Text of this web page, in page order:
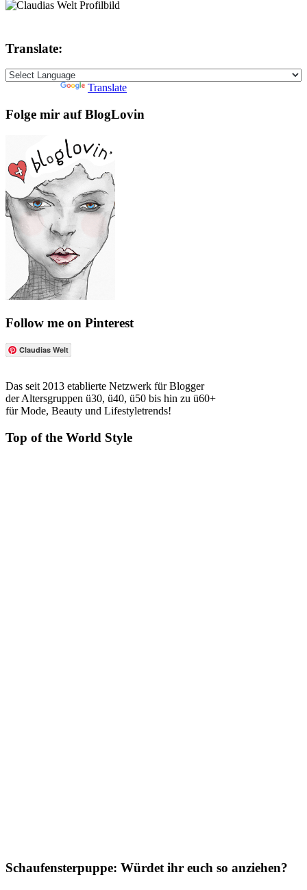
Translate:
Translate
Folge mir auf BlogLovin
Follow me on Pinterest
Claudias Welt
Das seit 2013 etablierte Netzwerk für Blogger
der Altersgruppen ü30, ü40, ü50 bis hin zu ü60+
für Mode, Beauty und Lifestyletrends!
Top of the World Style
Schaufensterpuppe: Würdet ihr euch so anziehen?